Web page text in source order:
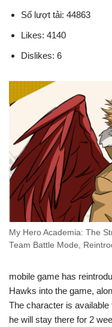
Số lượt tải: 44863
Likes: 4140
Dislikes: 6
My Hero Academia: The
Team Battle Mode,
mobile game has
Hawks into the game,
The character is
he will stay there for 2